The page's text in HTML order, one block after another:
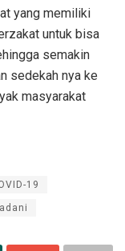
yang memiliki
untuk bisa
semakin
sedekah nya ke
masyarakat
19